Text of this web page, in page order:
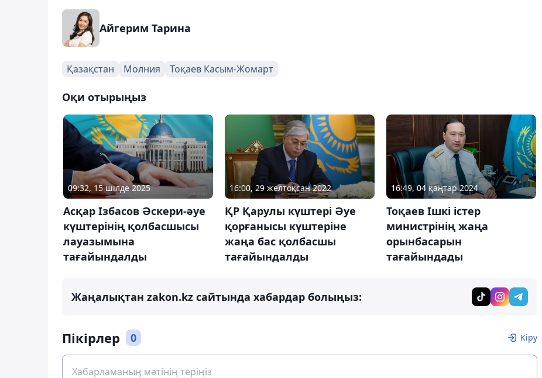
Айгерим Тарина
Қазақстан Молния Тоқаев Касым-Жомарт
Оқи отырыңыз
09:32, 15 шілде 2025
Асқар Ізбасов Әскери-әуе
күштерінің қолбасшысы
лауазымына
тағайындалды
16:00, 29 желтоқсан 2022
ҚР Қарулы күштері Әуе
қорғанысы күштеріне
жаңа бас қолбасшы
тағайындалды
16:49, 04 қаңтар 2024
Тоқаев Ішкі істер
министрінің жаңа
орынбасарын
тағайындады
Жаңалықтан zakon.kz сайтында хабардар болыңыз:
Пікірлер 0 Кіру